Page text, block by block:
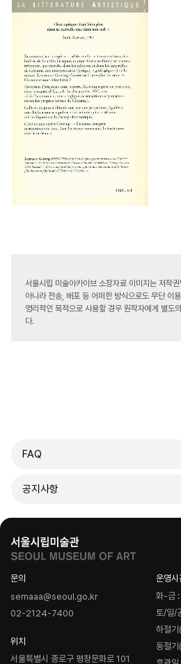
서울시립 미술아카이브 소장자료 이미지는 저작
아니라 전송, 배포 등 어떠한 방식으로도 무단 이
영리적인 목적으로 사용할 경우 원작자에게 별도
다.
FAQ
공지사항
문의
semaaa@seoul.go.kr
02-2124-7400
위치
서울특별시 종로구 평창문화로 101
운영시
화-금
토/일/
하절
동절